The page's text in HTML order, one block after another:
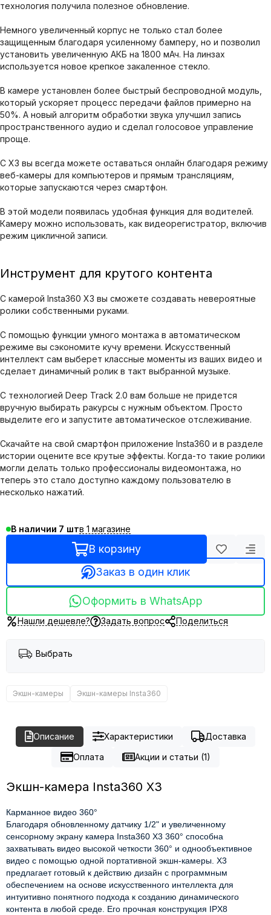
технология получила полезное обновление.
Немного увеличенный корпус не только стал более
защищенным благодаря усиленному бамперу, но и позволил
установить увеличенную АКБ на 1800 мАч. На линзах
используется новое крепкое закаленное стекло.
В камере установлен более быстрый беспроводной модуль,
который ускоряет процесс передачи файлов примерно на
50%. А новый алгоритм обработки звука улучшил запись
пространственного аудио и сделал голосовое управление
проще.
С X3 вы всегда можете оставаться онлайн благодаря режиму
веб-камеры для компьютеров и прямым трансляциям,
которые запускаются через смартфон.
В этой модели появилась удобная функция для водителей.
Камеру можно использовать, как видеорегистратор, включив
режим цикличной записи.
Инструмент для крутого контента
С камерой Insta360 X3 вы сможете создавать невероятные
ролики собственными руками.
С помощью функции умного монтажа в автоматическом
режиме вы сэкономите кучу времени. Искусственный
интеллект сам выберет классные моменты из ваших видео и
сделает динамичный ролик в такт выбранной музыке.
С технологией Deep Track 2.0 вам больше не придется
вручную выбирать ракурсы с нужным объектом. Просто
выделите его и запустите автоматическое отслеживание.
Скачайте на свой смартфон приложение Insta360 и в разделе
истории оцените все крутые эффекты. Когда-то такие ролики
могли делать только профессионалы видеомонтажа, но
теперь это стало доступно каждому пользователю в
несколько нажатий.
В наличии 7 в 1 магазине
В корзину
Заказ в один клик
Оформить в WhatsApp
Нашли дешевле? Задать вопрос Поделиться
Выбрать
Экшн-камеры Экшн-камеры Insta360
Описание Характеристики
Доставка
Оплата
Акции и статьи (1)
Экшн-камера Insta360 X3
Карманное видео 360°
Благодаря обновленному датчику 1/2" и увеличенному
сенсорному экрану камера Insta360 X3 360° способна
захватывать видео высокой четкости 360° и однообъективное
видео с помощью одной портативной экшн-камеры. X3
предлагает готовый к действию дизайн с программным
обеспечением на основе искусственного интеллекта для
интуитивно понятного подхода к созданию динамического
контента в любой среде. Его прочная конструкция IPX8